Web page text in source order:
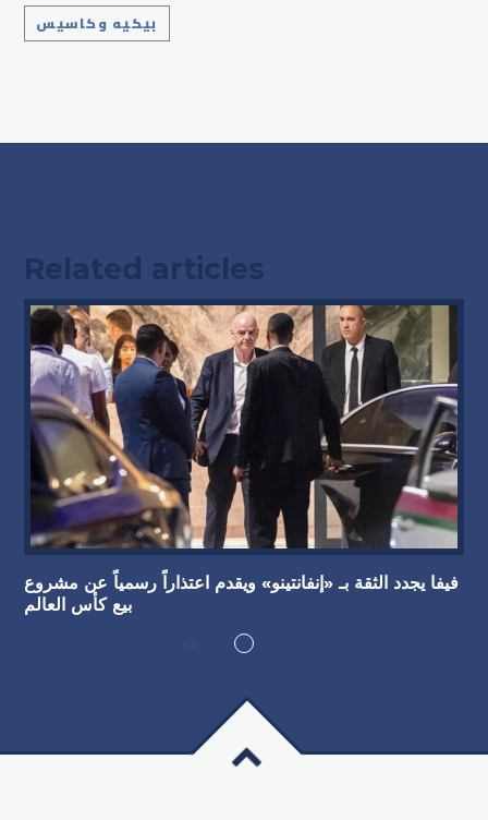
بيكيه وكاسيس
Related articles
فيفا يجدد الثقة بـ «إنفانتينو» ويقدم اعتذاراً رسمياً عن مشروع
بيع كأس العالم